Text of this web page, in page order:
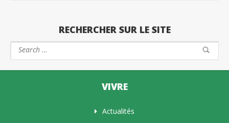
RECHERCHER SUR LE SITE
VIVRE
Actualités